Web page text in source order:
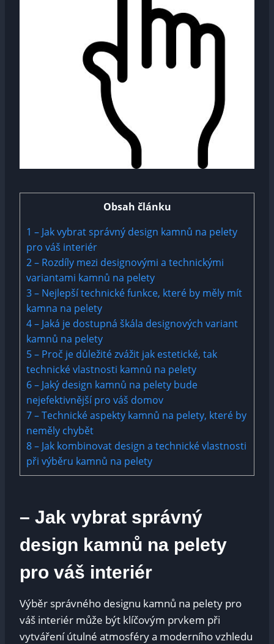
Obsah článku
1 – Jak vybrat správný design kamnů na pelety
pro váš interiér
2– Rozdíly mezi designovými a technickými
variantami kamnů na pelety
3– Nejlepší technické funkce, které by měly mít
kamna na pelety
4– Jaká je dostupná škála designových variant
kamnů na pelety
5– Proč je důležité zvážit jak estetické, tak
technické vlastnosti kamnů na pelety
6– Jaký design kamnů na pelety bude
nejefektivnější pro váš domov
7– Technické aspekty kamnů na pelety, které by
neměly chybět
8– Jak kombinovat design a technické vlastnosti
při výběru kamnů na pelety
– Jak vybrat správný
design kamnů na pelety
pro váš interiér
Výběr správného designu kamnů na pelety pro
váš interiér může být klíčovým prvkem při
vytváření útulné atmosféry a moderního vzhledu